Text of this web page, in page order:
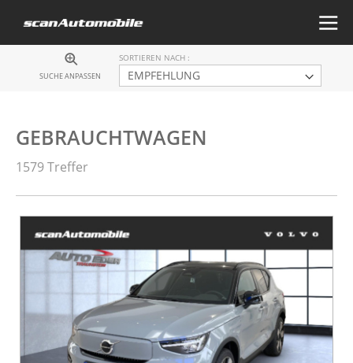
SUCHE ANPASSEN
SORTIEREN NACH
GEBRAUCHTWAGEN
1579 Treffer